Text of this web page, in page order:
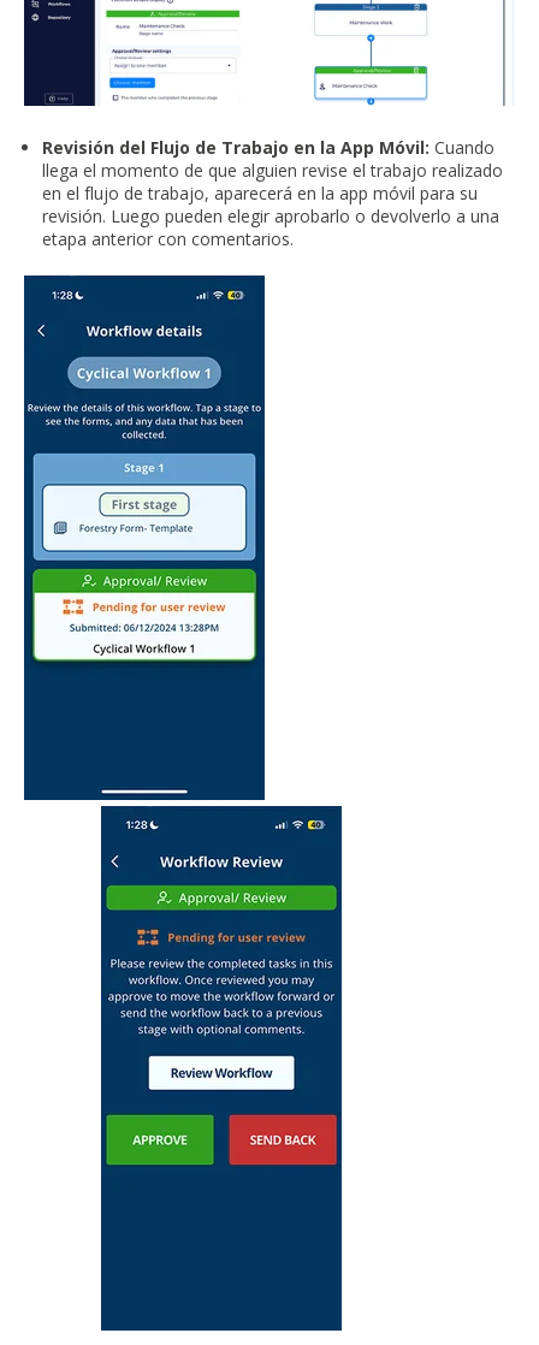
Revisión del Flujo de Trabajo en la App Móvil: Cuando
llega el momento de que alguien revise el trabajo realizado
en el flujo de trabajo, aparecerá en la app móvil para su
revisión. Luego pueden elegir aprobarlo o devolverlo a una
etapa anterior con comentarios.